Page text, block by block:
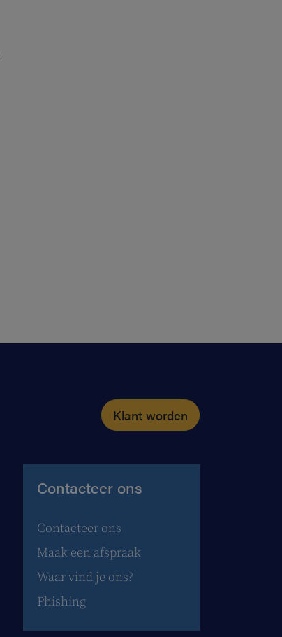
Klant worden
Contacteer ons
Contacteer ons
Maak een afspraak
Waar vind je ons?
Phishing